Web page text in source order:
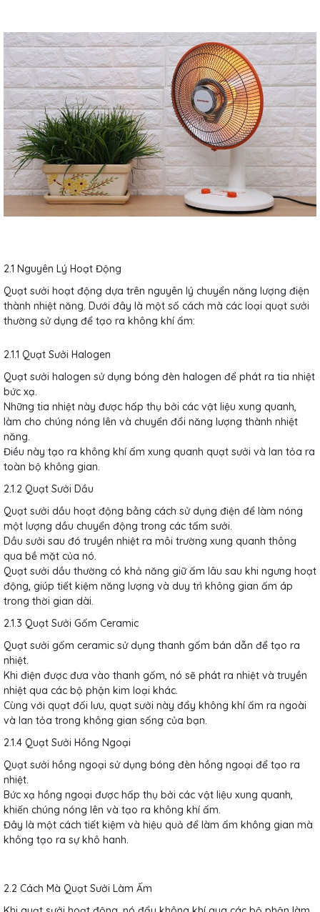
2.1 Nguyên Lý Hoạt Động
Quạt sưởi hoạt động dựa trên nguyên lý chuyển năng lượng điện
thành nhiệt năng. Dưới đây là một số cách mà các loại quạt sưởi
thường sử dụng để tạo ra không khí ấm:
2.1.1 Quạt Sưởi Halogen
Quạt sưởi halogen sử dụng bóng đèn halogen để phát ra tia nhiệt
bức xạ.
Những tia nhiệt này được hấp thụ bởi các vật liệu xung quanh,
làm cho chúng nóng lên và chuyển đổi năng lượng thành nhiệt
năng.
Điều này tạo ra không khí ấm xung quanh quạt sưởi và lan tỏa ra
toàn bộ không gian.
2.1.2 Quạt Sưởi Dầu
Quạt sưởi dầu hoạt động bằng cách sử dụng điện để làm nóng
một lượng dầu chuyển động trong các tấm sưởi.
Dầu sưởi sau đó truyền nhiệt ra môi trường xung quanh thông
qua bề mặt của nó.
Quạt sưởi dầu thường có khả năng giữ ấm lâu sau khi ngưng hoạt
động, giúp tiết kiệm năng lượng và duy trì không gian ấm áp
trong thời gian dài.
2.1.3 Quạt Sưởi Gốm Ceramic
Quạt sưởi gốm ceramic sử dụng thanh gốm bán dẫn để tạo ra
nhiệt.
Khi điện được đưa vào thanh gốm, nó sẽ phát ra nhiệt và truyền
nhiệt qua các bộ phận kim loại khác.
Cùng với quạt đối lưu, quạt sưởi này đẩy không khí ấm ra ngoài
và lan tỏa trong không gian sống của bạn.
2.1.4 Quạt Sưởi Hồng Ngoại
Quạt sưởi hồng ngoại sử dụng bóng đèn hồng ngoại để tạo ra
nhiệt.
Bức xạ hồng ngoại được hấp thụ bởi các vật liệu xung quanh,
khiến chúng nóng lên và tạo ra không khí ấm.
Đây là một cách tiết kiệm và hiệu quả để làm ấm không gian mà
không tạo ra sự khô hanh.
2.2 Cách Mà Quạt Sưởi Làm Ấm